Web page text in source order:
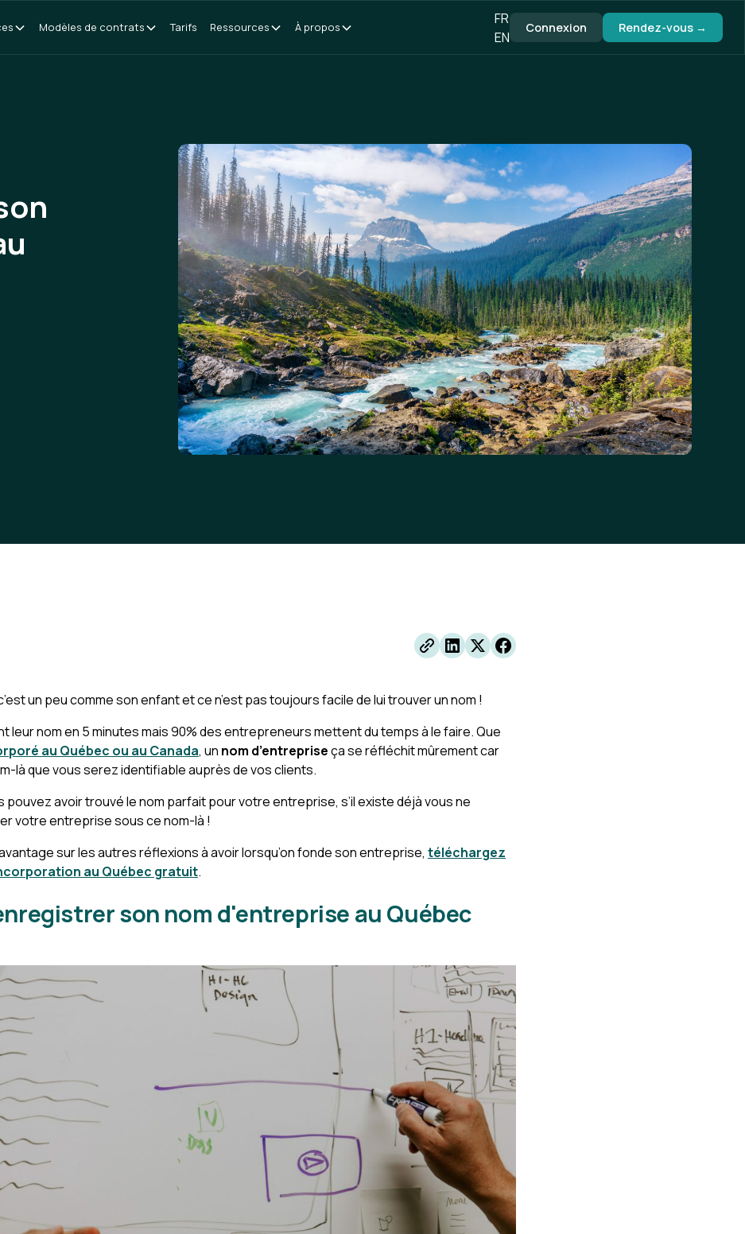
Modèles de contrats Tarifs Ressources À propos
FR
EN
Connexion Rendez-vous →
un peu comme son enfant et ce n’est pas toujours facile de lui trouver un nom !
leur nom en 5 minutes mais 90% des entrepreneurs mettent du temps à le faire. Que
au Québec ou au Canada, un nom d’entrepriseça se réfléchit mûrement car
là que vous serez identifiable auprès de vos clients.
pouvez avoir trouvé le nom parfait pour votre entreprise, s’il existe déjà vous ne
votre entreprise sous ce nom-là !
sur les autres réflexions à avoir lorsqu’on fonde son entreprise, téléchargez
au Québec gratuit.
son nom d'entreprise au Québec